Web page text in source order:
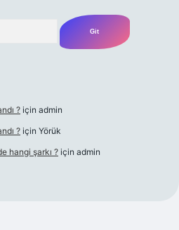
? için admin
? için Yörük
hangi şarkı ? için admin